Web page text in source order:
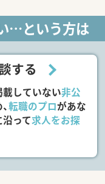
…という方は
する
していない非公
転職のプロがあな
沿って求人をお探